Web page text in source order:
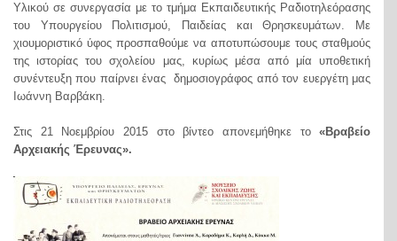
Υλικού σε συνεργασία με το τμήμα Εκπαιδευτικής Ραδιοτηλεόρασης
του Υπουργείου Πολιτισμού, Παιδείας και Θρησκευμάτων. Με
χιουμοριστικό ύφος προσπαθούμε να αποτυπώσουμε τους σταθμούς
της ιστορίας του σχολείου μας, κυρίως μέσα από μία υποθετική
συνέντευξη που παίρνει ένας δημοσιογράφος από τον ευεργέτη μας
Ιωάννη Βαρβάκη.
Στις 21 Νοεμβρίου 2015 στο βίντεο απονεμήθηκε το«Βραβείο
Αρχειακής Έρευνας».